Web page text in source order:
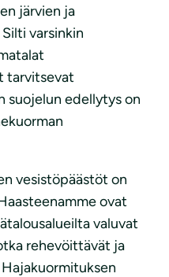
järvien ja
varsinkin
tarvitsevat
suojelun edellytys on
vesistöpäästöt on
ovat
valuvat
rehevöittävät ja